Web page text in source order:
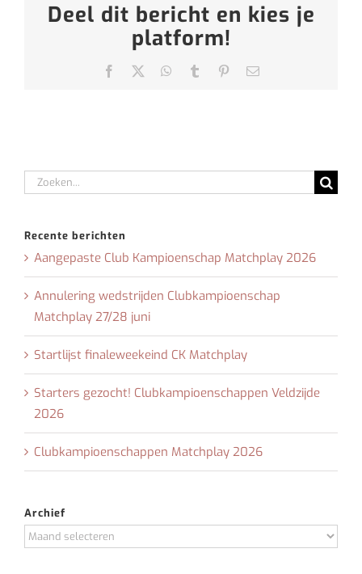
Deel dit bericht en kies je
platform!
Facebook WhatsApp
Tumblr Pinterest
E-
Zoeken
naar:
Recente berichten
Aangepaste Club Kampioenschap Matchplay 2026
Annulering wedstrijden Clubkampioenschap
Matchplay 27/28 juni
Startlijst finaleweekeind CK Matchplay
Starters gezocht! Clubkampioenschappen Veldzijde
2026
Clubkampioenschappen Matchplay 2026
Archief
Archief